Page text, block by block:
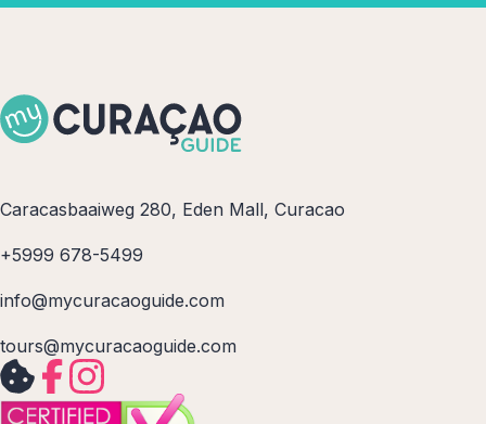
Caracasbaaiweg 280, Eden Mall, Curacao
+5999 678-5499
info@mycuracaoguide.com
tours@mycuracaoguide.com